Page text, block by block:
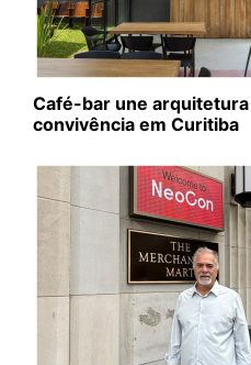
Café-bar une
convivência em Curitiba